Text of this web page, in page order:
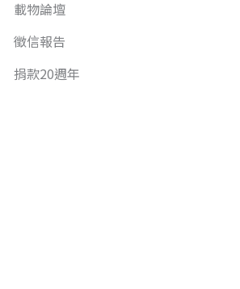
載物論壇
徵信報告
捐款20週年